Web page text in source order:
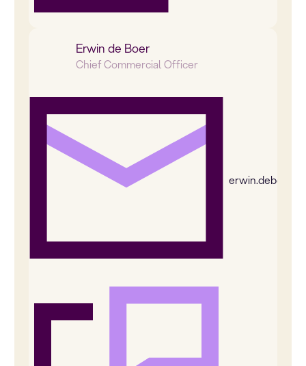
Erwin de Boer
Chief Commercial Officer